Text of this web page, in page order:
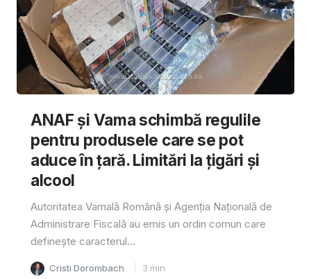
ANAF și Vama schimbă regulile
pentru produsele care se pot
aduce în țară. Limitări la țigări și
alcool
Autoritatea Vamală Română și Agenția Națională de
Administrare Fiscală au emis un ordin comun care
definește caracterul...
Cristi Dorombach 3 min